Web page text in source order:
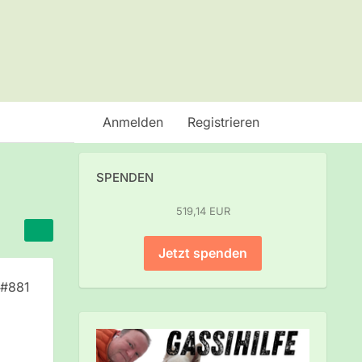
Anmelden Registrieren
#881
SPENDEN
519,14 EUR
Jetzt spenden